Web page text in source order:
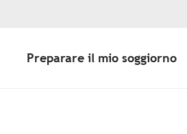
Preparare il mio soggiorno